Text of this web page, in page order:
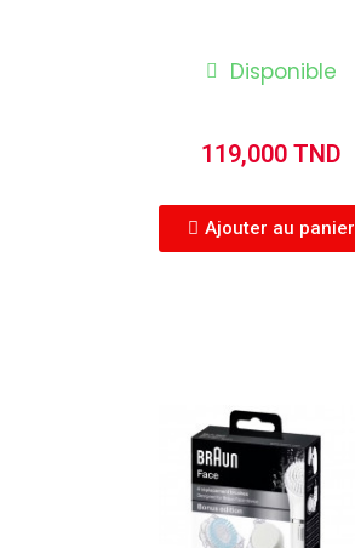
Disponible
119,000 TND
Ajouter au panier